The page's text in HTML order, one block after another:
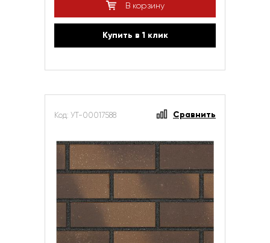
В корзину
Купить в 1 клик
Код: УТ-00017588 Сравнить